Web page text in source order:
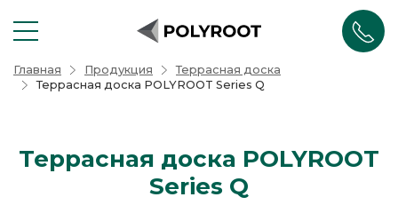
Polyroot -
Главная Продукция
Террасная доска
Террасная доска POLYROOT Series Q
Террасная доска POLYROOT
Series Q